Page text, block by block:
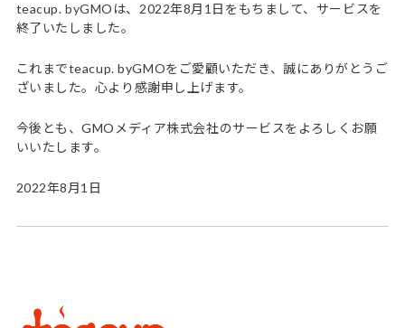
teacup. byGMOは、2022年8月1日をもちまして、サービスを
終了いたしました。
これまでteacup. byGMOをご愛顧いただき、誠にありがとうご
ざいました。心より感謝申し上げます。
今後とも、GMOメディア株式会社のサービスをよろしくお願
いいたします。
2022年8月1日